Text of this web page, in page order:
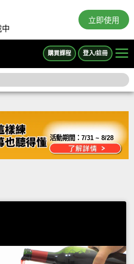
中
立即使用
購買課程 登入/註冊
活動期間：7/31 ~ 8/28